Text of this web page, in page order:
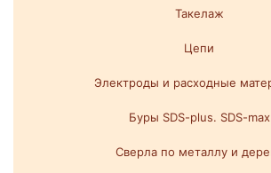
Такелаж
Цепи
Электроды и расходные
Буры SDS-plus. SDS-max
Сверла по металлу и